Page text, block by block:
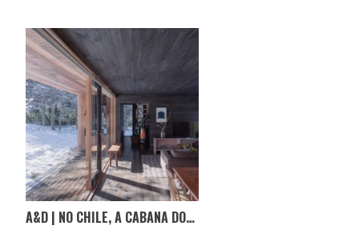
A&D | NO CHILE, A CABANA DOS IRAGÜEN VIÑUELA